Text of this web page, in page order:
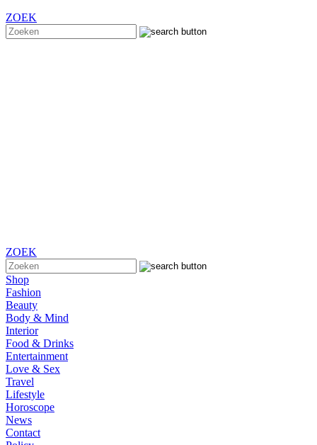
ZOEK
ZOEK
Shop
Fashion
Beauty
Body & Mind
Interior
Food & Drinks
Entertainment
Love & Sex
Travel
Lifestyle
Horoscope
News
Contact